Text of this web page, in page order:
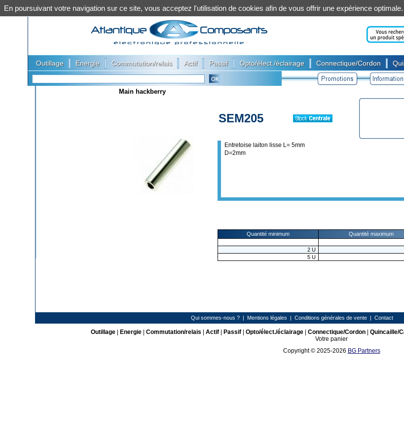
Outillage Energie Commutation/relais Actif Passif Opto/élect./éclairage Connectique/Cordon
Main hackberry
SEM205
Entretoise laiton lisse L= 5mm
D=2mm
Quantité minimum Quantité maximum
2 U
5 U
Qui sommes-nous ?| Mentions légales | Conditions générales de vente| Contact
Outillage| Energie| Commutation/relais Actif| Passif| Opto/élect./éclairage| Connectique/Cordon| Quincaille/
Votre panier
Copyright © 2025-2026 BG Partners
En poursuivant votre navigation sur ce site, vous acceptez l'utilisation de cookies afin de vous offrir une expérience